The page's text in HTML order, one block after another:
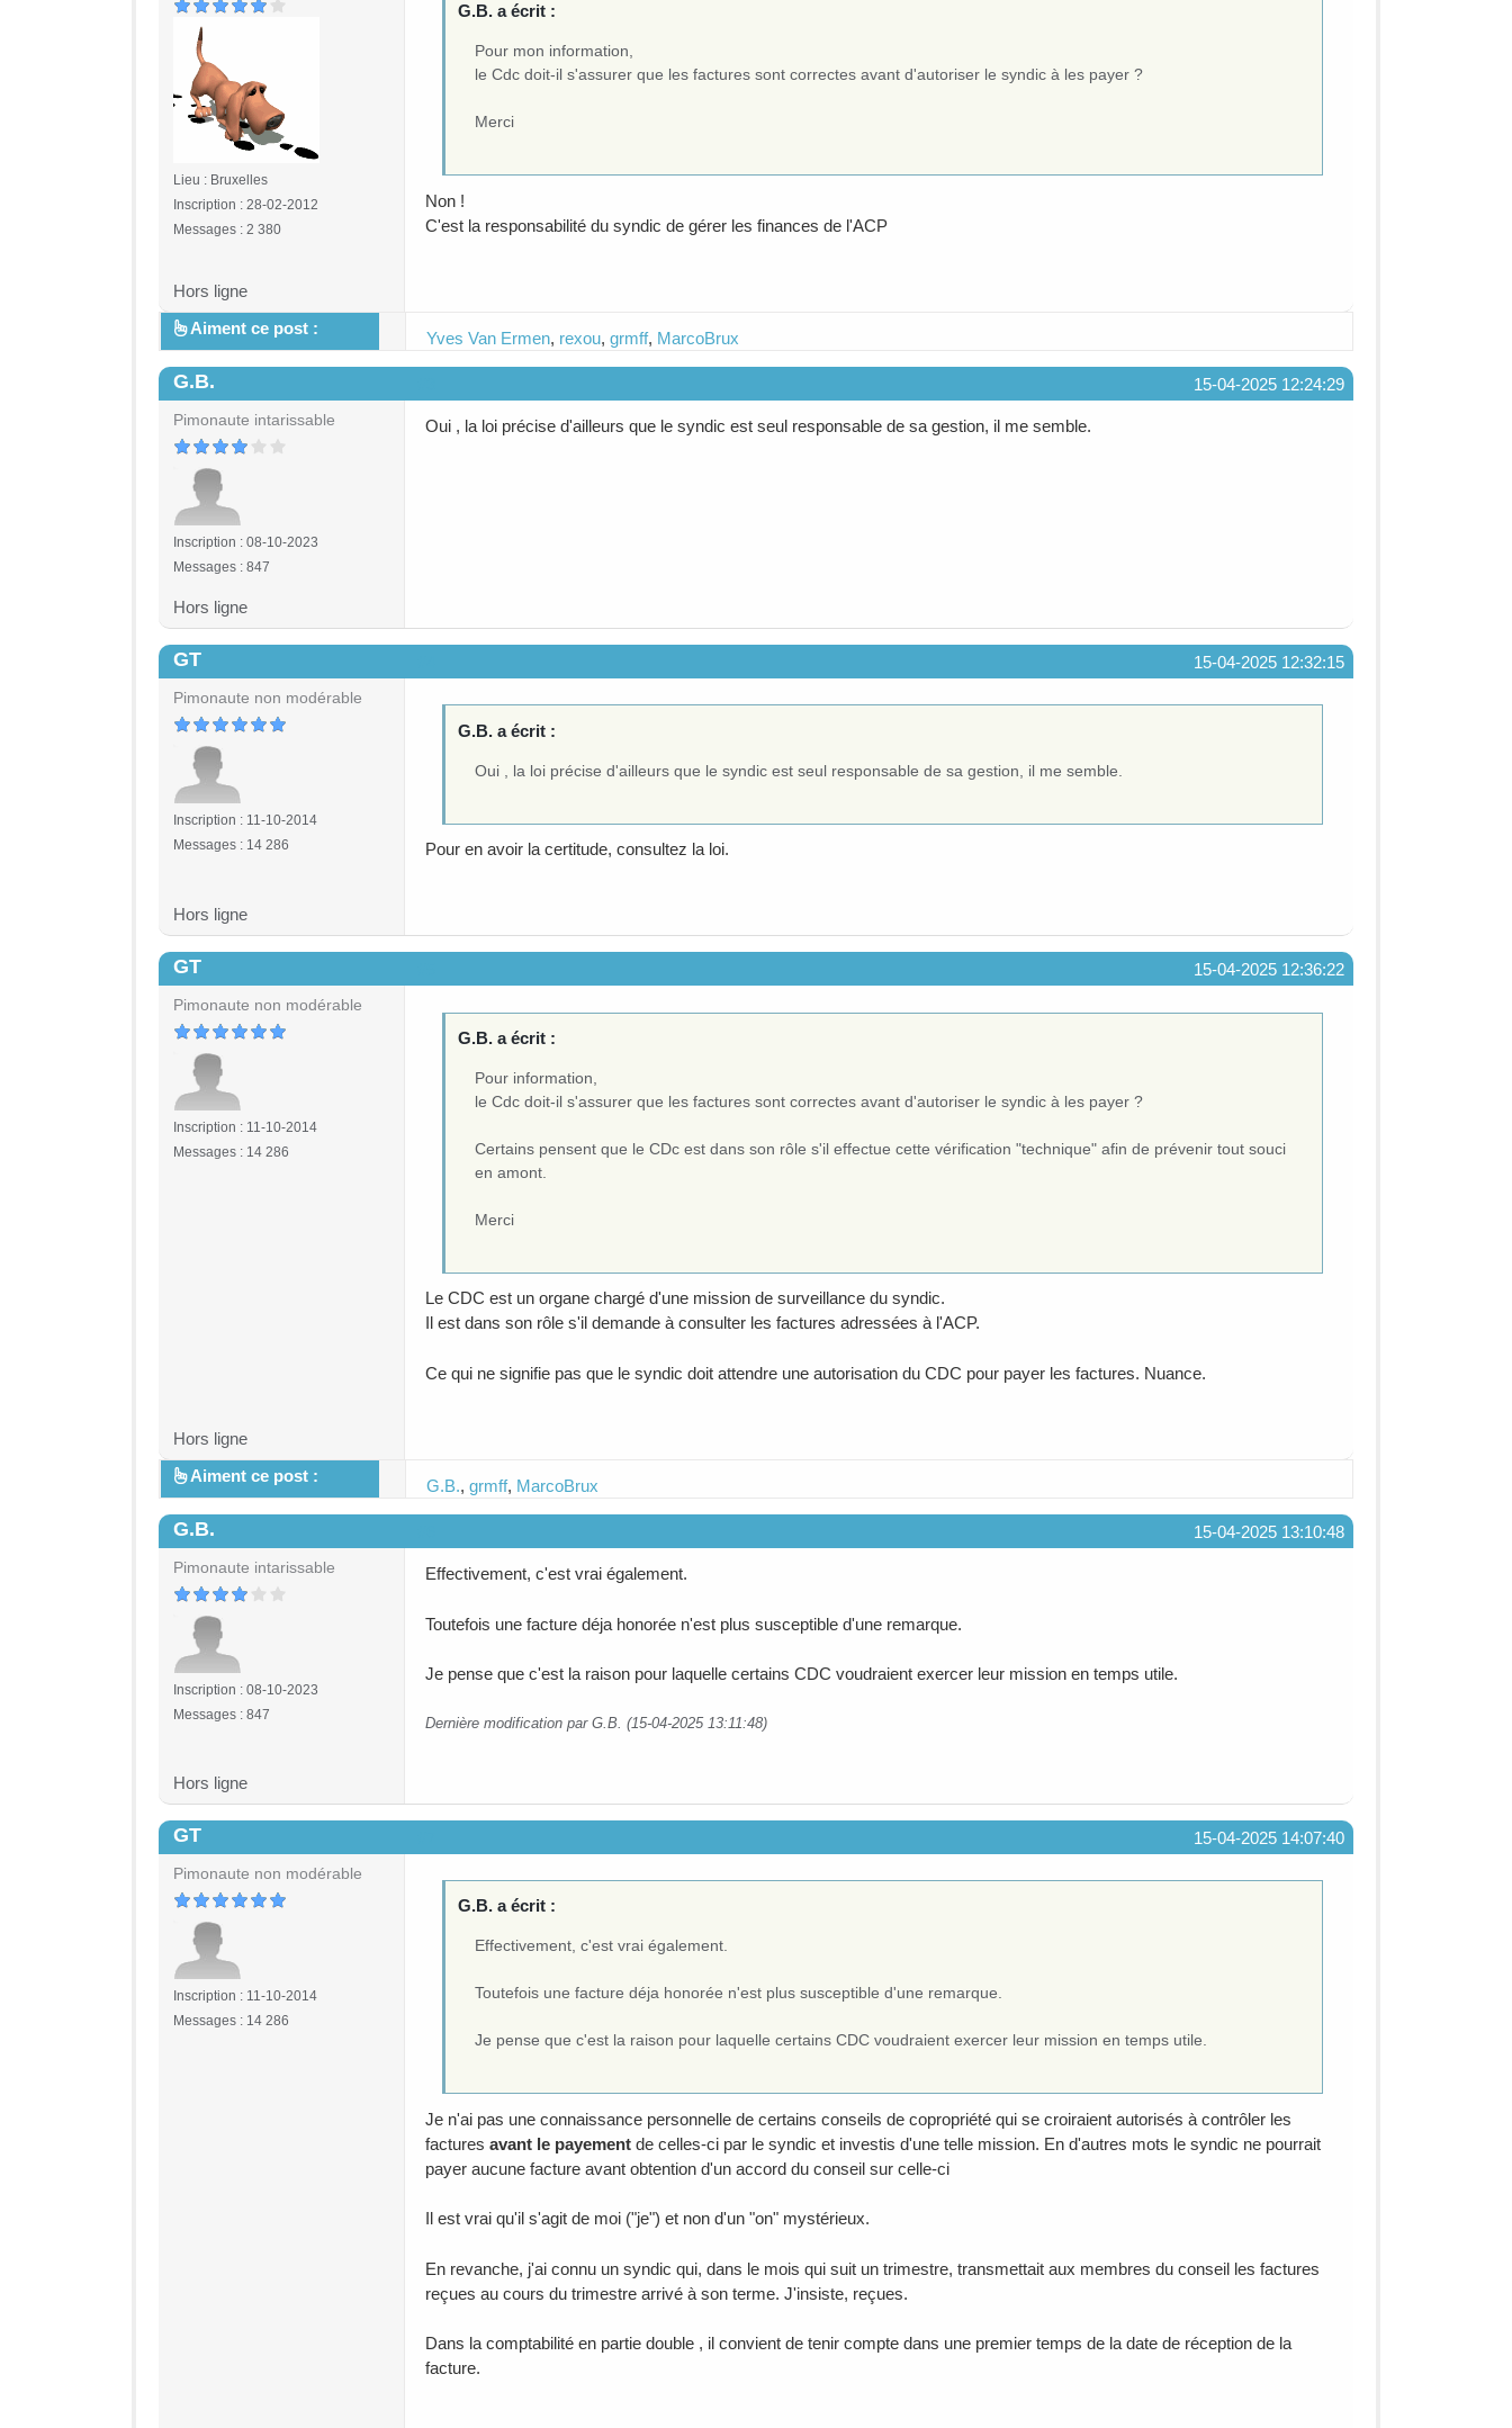
Lieu : Bruxelles
Inscription : 28-02-2012
Messages : 2 380
G.B. a écrit :
Pour mon information,
le Cdc doit-il s'assurer que les factures sont correctes avant d'autoriser le syndic à les payer ?
Merci
Non !
C'est la responsabilité du syndic de gérer les finances de l'ACP
Hors ligne
Aiment ce post :
Yves Van Ermen, rexou, grmff, MarcoBrux
15-04-2025 12:24:29
G.B.
Pimonaute intarissable
Inscription : 08-10-2023
Messages : 847
Oui , la loi précise d'ailleurs que le syndic est seul responsable de sa gestion, il me semble.
Hors ligne
15-04-2025 12:32:15
GT
Pimonaute non modérable
Inscription : 11-10-2014
Messages : 14 286
G.B. a écrit :
Oui , la loi précise d'ailleurs que le syndic est seul responsable de sa gestion, il me semble.
Pour en avoir la certitude, consultez la loi.
Hors ligne
15-04-2025 12:36:22
GT
Pimonaute non modérable
Inscription : 11-10-2014
Messages : 14 286
G.B. a écrit :
Pour information,
le Cdc doit-il s'assurer que les factures sont correctes avant d'autoriser le syndic à les payer ?
Certains pensent que le CDc est dans son rôle s'il effectue cette vérification "technique" afin de prévenir tout souci
en amont.
Merci
Le CDC est un organe chargé d'une mission de surveillance du syndic.
Il est dans son rôle s'il demande à consulter les factures adressées à l'ACP.
Ce qui ne signifie pas que le syndic doit attendre une autorisation du CDC pour payer les factures. Nuance.
Hors ligne
Aiment ce post :
G.B., grmff, MarcoBrux
15-04-2025 13:10:48
G.B.
Pimonaute intarissable
Inscription : 08-10-2023
Messages : 847
Effectivement, c'est vrai également.
Toutefois une facture déja honorée n'est plus susceptible d'une remarque.
Je pense que c'est la raison pour laquelle certains CDC voudraient exercer leur mission en temps utile.
Dernière modification par G.B. (15-04-2025 13:11:48)
Hors ligne
15-04-2025 14:07:40
GT
Pimonaute non modérable
Inscription : 11-10-2014
Messages : 14 286
G.B. a écrit :
Effectivement, c'est vrai également.
Toutefois une facture déja honorée n'est plus susceptible d'une remarque.
Je pense que c'est la raison pour laquelle certains CDC voudraient exercer leur mission en temps utile.
Je n'ai pas une connaissance personnelle de certains conseils de copropriété qui se croiraient autorisés à contrôler les
factures avant le payement de celles-ci par le syndic et investis d'une telle mission. En d'autres mots le syndic ne pourrait
payer aucune facture avant obtention d'un accord du conseil sur celle-ci
Il est vrai qu'il s'agit de moi ("je") et non d'un "on" mystérieux.
En revanche, j'ai connu un syndic qui, dans le mois qui suit un trimestre, transmettait aux membres du conseil les factures
reçues au cours du trimestre arrivé à son terme. J'insiste, reçues.
Dans la comptabilité en partie double , il convient de tenir compte dans une premier temps de la date de réception de la
facture.